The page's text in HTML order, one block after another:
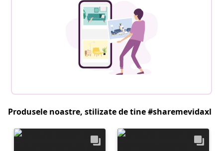
Produsele noastre, stilizate de tine #sharemevidaxl